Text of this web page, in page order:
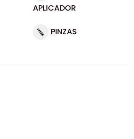
APLICADOR
PINZAS